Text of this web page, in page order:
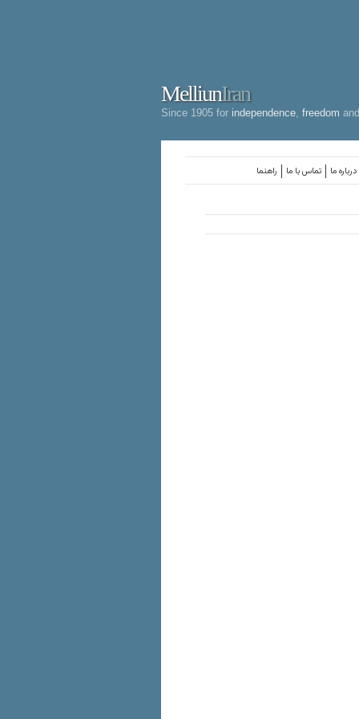
MelliunIran
Since 1905 for independence freedom
راهنما تماس با ما درباره ما